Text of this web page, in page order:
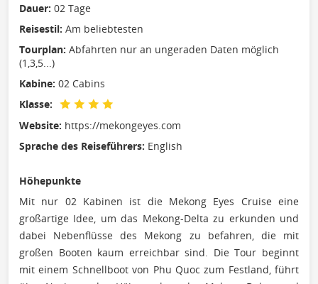
Dauer: 02 Tage
Reisestil: Am beliebtesten
Tourplan: Abfahrten nur an ungeraden Daten möglich
(1,3,5...)
Kabine: 02 Cabins
Klasse:
Website: https://mekongeyes.com
Sprache des Reiseführers: English
Höhepunkte
Mit nur 02 Kabinen ist die Mekong Eyes Cruise eine
großartige Idee, um das Mekong-Delta zu erkunden und
dabei Nebenflüsse des Mekong zu befahren, die mit
großen Booten kaum erreichbar sind. Die Tour beginnt
mit einem Schnellboot von Phu Quoc zum Festland, führt